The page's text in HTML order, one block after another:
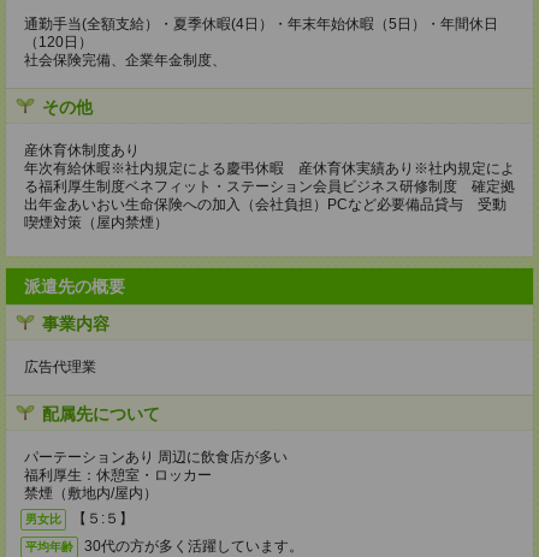
通勤手当(全額支給）・夏季休暇(4日）・年末年始休暇（5日）・年間休日
（120日）
社会保険完備、企業年金制度、
その他
産休育休制度あり
年次有給休暇※社内規定による慶弔休暇 産休育休実績あり※社内規定によ
る福利厚生制度ベネフィット・ステーション会員ビジネス研修制度 確定拠
出年金あいおい生命保険への加入（会社負担）PCなど必要備品貸与 受動
喫煙対策（屋内禁煙）
派遣先の概要
事業内容
広告代理業
配属先について
パーテーションあり 周辺に飲食店が多い
福利厚生：休憩室・ロッカー
禁煙（敷地内/屋内）
男女比 【５:５】
平均年齢 30代の方が多く活躍しています。